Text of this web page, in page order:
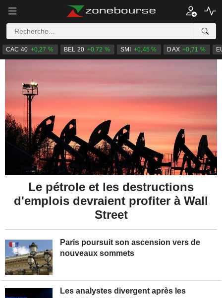
CAC 40 +0,27 % BEL 20 +0,72 % SMI +0,45 % DAX +0,71 %
Paris poursuit son ascension vers de
nouveaux sommets
Les analystes divergent après les
Le pétrole et les destructions
d'emplois devraient profiter à Wall
Street